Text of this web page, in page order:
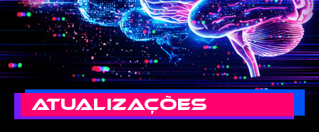
ATUALIZAÇÕES